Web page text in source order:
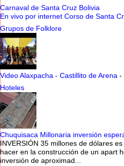
Carnaval de Santa Cruz Bolivia
En vivo por internet Corso de Santa
Grupos de Folklore
Video Alaxpacha - Castillito de Arena -
Hoteles
Chuquisaca Millonaria inversión
INVERSIÓN 35 millones de dólares
hacer en la construcción de un apart
inversión de aproximad...